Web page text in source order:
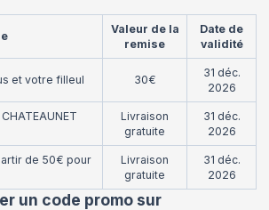
Valeur de la
remise
Date de
validité
et votre filleul 30€
31 déc.
2026
Livraison
gratuite
31 déc.
2026
de 50€ pour
Livraison
gratuite
31 déc.
2026
un code promo sur